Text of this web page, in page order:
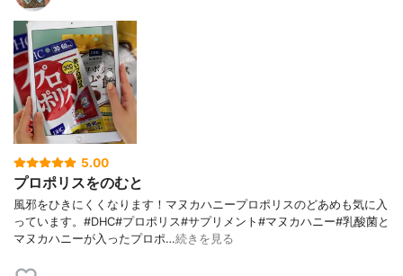
5.00
プロポリスをのむと
風邪をひきにくくなります！マヌカハニープロポリスのどあめも気に入
っています。#DHC#プロポリス#サプリメント#マヌカハニー#乳酸菌と
マヌカハニーが入ったプロポ…続きを見る